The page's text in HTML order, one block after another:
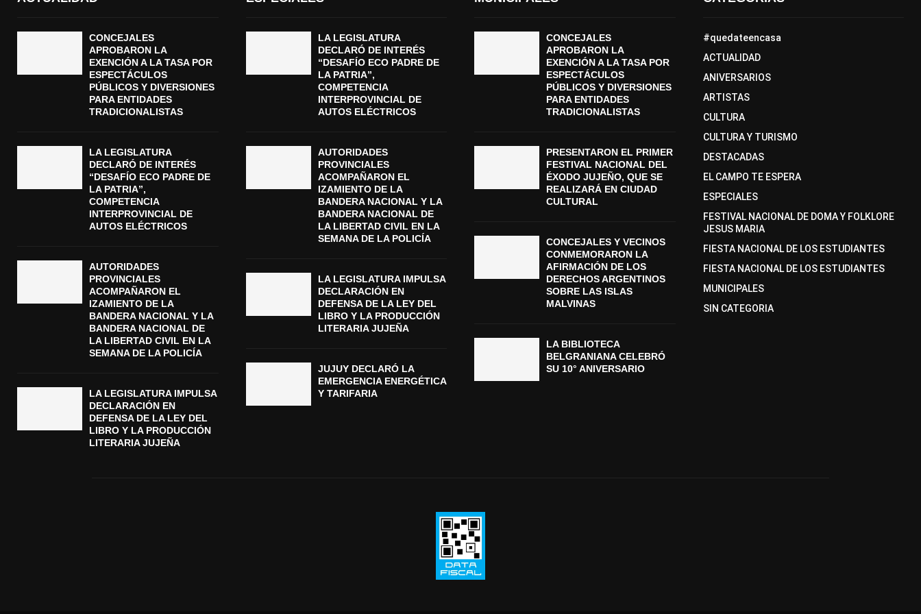
CONCEJALES
APROBARON LA
EXENCIÓN A LA TASA POR
ESPECTÁCULOS
PÚBLICOS Y DIVERSIONES
PARA ENTIDADES
TRADICIONALISTAS
LA LEGISLATURA
DECLARÓ DE INTERÉS
“DESAFÍO ECO PADRE DE
LA PATRIA”,
COMPETENCIA
INTERPROVINCIAL DE
AUTOS ELÉCTRICOS
AUTORIDADES
PROVINCIALES
ACOMPAÑARON EL
IZAMIENTO DE LA
BANDERA NACIONAL Y LA
BANDERA NACIONAL DE
LA LIBERTAD CIVIL EN LA
SEMANA DE LA POLICÍA
LA LEGISLATURA IMPULSA
DECLARACIÓN EN
DEFENSA DE LA LEY DEL
LIBRO Y LA PRODUCCIÓN
LITERARIA JUJEÑA
LA LEGISLATURA
DECLARÓ DE INTERÉS
“DESAFÍO ECO PADRE DE
LA PATRIA”,
COMPETENCIA
INTERPROVINCIAL DE
AUTOS ELÉCTRICOS
AUTORIDADES
PROVINCIALES
ACOMPAÑARON EL
IZAMIENTO DE LA
BANDERA NACIONAL Y LA
BANDERA NACIONAL DE
LA LIBERTAD CIVIL EN LA
SEMANA DE LA POLICÍA
LA LEGISLATURA IMPULSA
DECLARACIÓN EN
DEFENSA DE LA LEY DEL
LIBRO Y LA PRODUCCIÓN
LITERARIA JUJEÑA
JUJUY DECLARÓ LA
EMERGENCIA ENERGÉTICA
Y TARIFARIA
CONCEJALES
APROBARON LA
EXENCIÓN A LA TASA POR
ESPECTÁCULOS
PÚBLICOS Y DIVERSIONES
PARA ENTIDADES
TRADICIONALISTAS
PRESENTARON EL PRIMER
FESTIVAL NACIONAL DEL
ÉXODO JUJEÑO, QUE SE
REALIZARÁ EN CIUDAD
CULTURAL
CONCEJALES Y VECINOS
CONMEMORARON LA
AFIRMACIÓN DE LOS
DERECHOS ARGENTINOS
SOBRE LAS ISLAS
MALVINAS
LA BIBLIOTECA
BELGRANIANA CELEBRÓ
SU 10° ANIVERSARIO
#quedateencasa
ACTUALIDAD
ANIVERSARIOS
ARTISTAS
CULTURA
CULTURA Y TURISMO
DESTACADAS
EL CAMPO TE ESPERA
ESPECIALES
FESTIVAL NACIONAL DE DOMA Y FOLKLORE
JESUS MARIA
FIESTA NACIONAL DE LOS ESTUDIANTES
FIESTA NACIONAL DE LOS ESTUDIANTES
MUNICIPALES
SIN CATEGORIA